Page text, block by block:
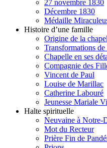
27 novembre 1830
Décembre 1830
Médaille
Histoire d’une famille
Origine de la
Transformations
Chapelle en ses
Compagnie des
Vincent de Paul
Louise de Marillac
Catherine Labouré
Jeunesse Mariale
Halte spirituelle
Neuvaine à Notre-
Mot du Recteur
Prière Fin de